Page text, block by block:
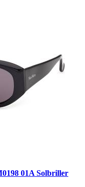
01A Solbriller